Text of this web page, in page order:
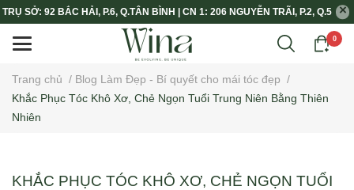
TRỤ SỞ: 92 BẮC HẢI, P.6, Q.TÂN BÌNH | CN 1: 206 NGUYỄN TRÃI, P.2, Q.5
0
Trang chủ / Blog Làm Đẹp - Bí quyết cho mái tóc đẹp /
Khắc Phục Tóc Khô Xơ, Chẻ Ngọn Tuổi Trung Niên Bằng Thiên
Nhiên
KHẮC PHỤC TÓC KHÔ XƠ, CHẺ NGỌN TUỔI